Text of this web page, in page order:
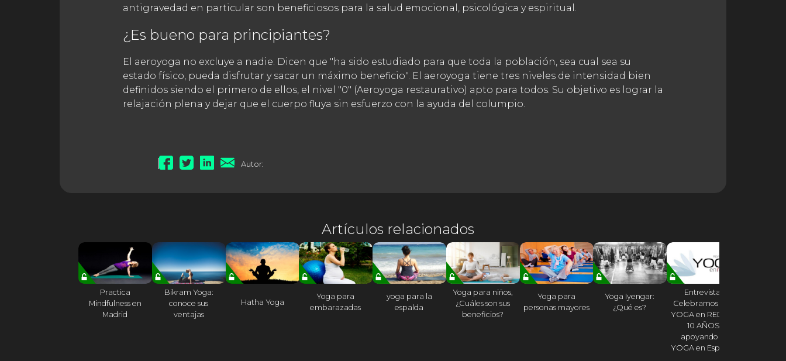
antigravedad en particular son beneficiosos para la salud emocional, psicológica y espiritual.
¿Es bueno para principiantes?
El aeroyoga no excluye a nadie. Dicen que "ha sido estudiado para que toda la población, sea cual sea su
estado físico, pueda disfrutar y sacar un máximo beneficio". El aeroyoga tiene tres niveles de intensidad bien
definidos siendo el primero de ellos, el nivel "0" (Aeroyoga restaurativo) apto para todos. Su objetivo es lograr la
relajación plena y dejar que el cuerpo fluya sin esfuerzo con la ayuda del columpio.
Autor:
Artículos relacionados
Practica
Mindfulness en
Madrid
Bikram Yoga:
conoce sus
ventajas
Hatha Yoga
Yoga para
embarazadas
yoga para la
espalda
Yoga para niños,
¿Cuáles son sus
beneficios?
Yoga para
personas mayores
Yoga Iyengar:
¿Qué es?
Entrevista:
Celebramos con
YOGA en RED sus
10 AÑOS
apoyando el
YOGA en Español